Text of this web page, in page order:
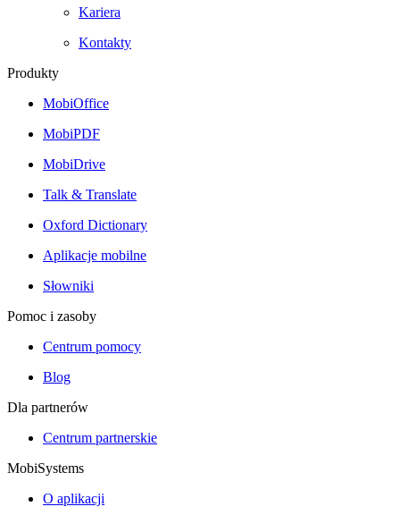
Kariera
Kontakty
Produkty
MobiOffice
MobiPDF
MobiDrive
Talk & Translate
Oxford Dictionary
Aplikacje mobilne
Słowniki
Pomoc i zasoby
Centrum pomocy
Blog
Dla partnerów
Centrum partnerskie
MobiSystems
O aplikacji